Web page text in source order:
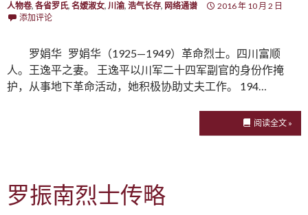
人物卷, 各省罗氏, 名嫒淑女, 川渝, 浩气长存, 网络通谱
2016 年 10 月 2 日
添加评论
罗娟华 罗娟华（1925—1949）革命烈士。四川富顺
人。王逸平之妻。 王逸平以川军二十四军副官的身份作掩
护，从事地下革命活动，她积极协助丈夫工作。 194…
阅读全文 »
罗振南烈士传略